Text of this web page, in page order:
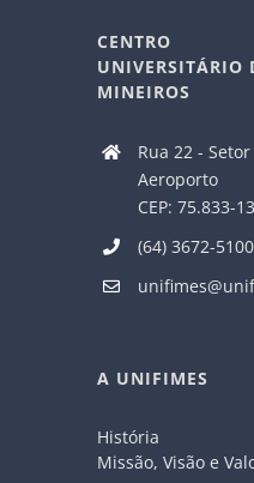
CENTRO
UNIVERSITÁRIO
MINEIROS
Rua 22 - Setor
Aeroporto
CEP: 75.833-
(64) 3672-5100
A UNIFIMES
História
Missão, Visão e